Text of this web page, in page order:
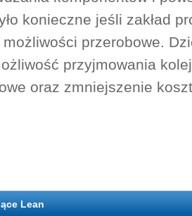
konieczne jeśli zakład
przerobowe.
przyjmowania
oraz zmniejszenie
Lean